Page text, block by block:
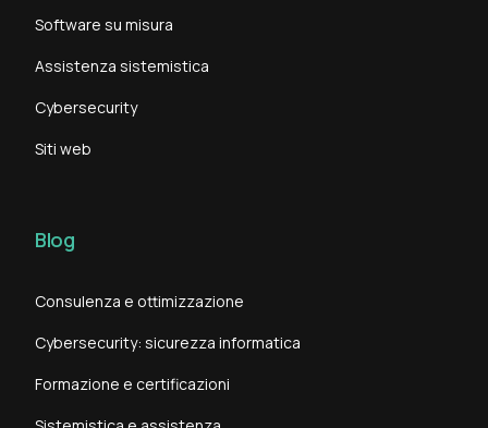
Software su misura
Assistenza sistemistica
Cybersecurity
Siti web
Blog
Consulenza e ottimizzazione
Cybersecurity: sicurezza informatica
Formazione e certificazioni